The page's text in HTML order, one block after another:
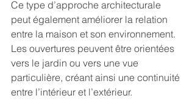
Ce type d’approche architecturale
peut également améliorer la relation
entre la maison et son environnement.
Les ouvertures peuvent être orientées
vers le jardin ou vers une vue
particulière, créant ainsi une continuité
entre l’intérieur et l’extérieur.